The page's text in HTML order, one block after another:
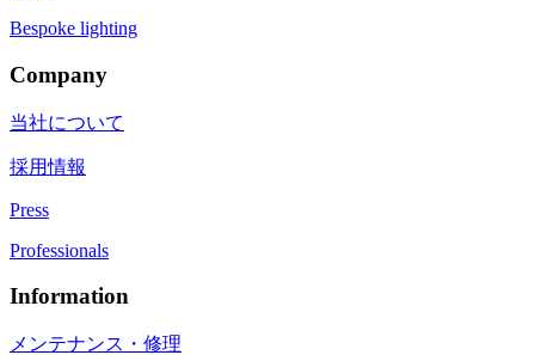
Bespoke lighting
Company
当社について
採用情報
Press
Professionals
Information
メンテナンス・修理